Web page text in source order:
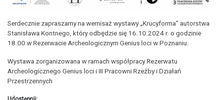
Serdecznie zapraszamy na wernisaż wystawy „Krucyforma” autorstwa
Stanisława Kontnego, który odbędzie się 16.10.2024 r. o godzinie
18.00 w Rezerwacie Archeologicznym Genius loci w Poznaniu.
Wystawa zorganizowana w ramach współpracy Rezerwatu
Archeologicznego Genius loci i III Pracowni Rzeźby i Działań
Przestrzennych